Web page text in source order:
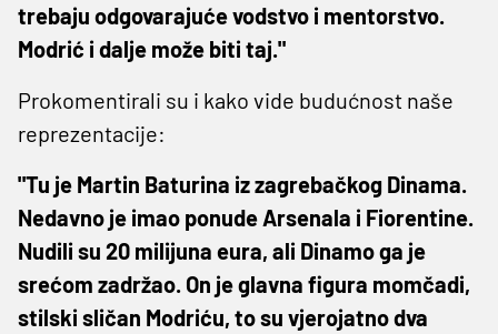
trebaju odgovarajuće vodstvo i mentorstvo.
Modrić i dalje može biti taj."
Prokomentirali su i kako vide budućnost naše
reprezentacije:
"Tu je Martin Baturina iz zagrebačkog Dinama.
Nedavno je imao ponude Arsenala i Fiorentine.
Nudili su 20 milijuna eura, ali Dinamo ga je
srećom zadržao. On je glavna figura momčadi,
stilski sličan Modriću, to su vjerojatno dva